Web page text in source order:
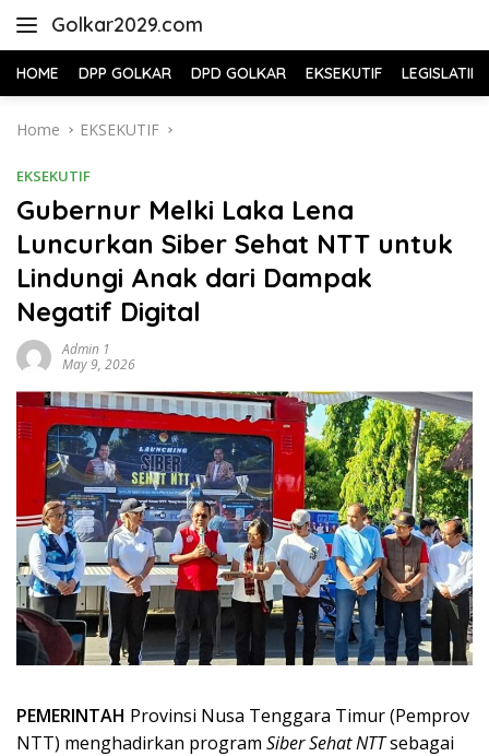
Golkar2029.com
HOME DPP GOLKAR DPD GOLKAR EKSEKUTIF LEGISLATIF
Home EKSEKUTIF
EKSEKUTIF
Gubernur Melki Laka Lena
Luncurkan Siber Sehat NTT untuk
Lindungi Anak dari Dampak
Negatif Digital
Admin 1
May 9, 2026
PEMERINTAH Provinsi Nusa Tenggara Timur (Pemprov
NTT) menghadirkan program Siber Sehat NTTsebagai